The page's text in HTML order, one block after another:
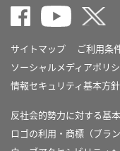
サイトマップ ご利用条
ソーシャルメディアポリ
情報セキュリティ基本方針
反社会的勢力に対する基
ロゴの利用・商標（ブラ